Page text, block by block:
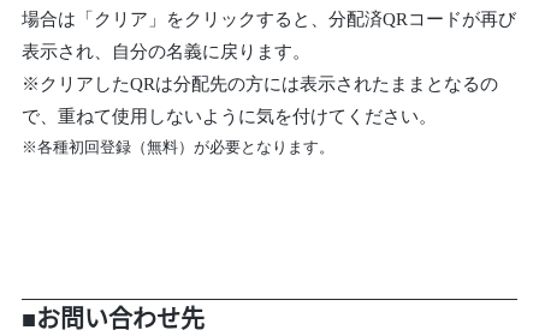
場合は「クリア」をクリックすると、分配済QRコードが再び
表示され、自分の名義に戻ります。
※クリアしたQRは分配先の方には表示されたままとなるの
で、重ねて使用しないように気を付けてください。
※各種初回登録（無料）が必要となります。
■お問い合わせ先